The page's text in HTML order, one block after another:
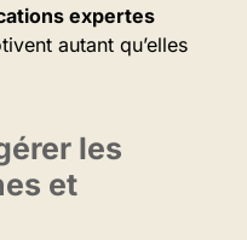
expertes
autant qu’elles
les
et